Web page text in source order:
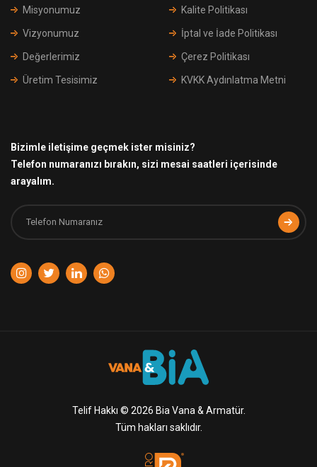
Misyonumuz
Vizyonumuz
Değerlerimiz
Üretim Tesisimiz
Kalite Politikası
İptal ve İade Politikası
Çerez Politikası
KVKK Aydınlatma Metni
Bizimle iletişime geçmek ister misiniz?
Telefon numaranızı bırakın, sizi mesai saatleri içerisinde
arayalım.
Telif Hakkı © 2026 Bia Vana & Armatür.
Tüm hakları saklıdır.